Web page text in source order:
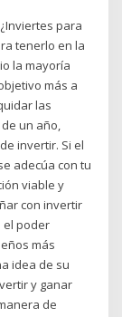
para
tenerlo en la
la mayoría
más a
las
un año,
invertir. Si el
adecúa con tu
viable y
con invertir
el poder
más
idea de su
y ganar
de